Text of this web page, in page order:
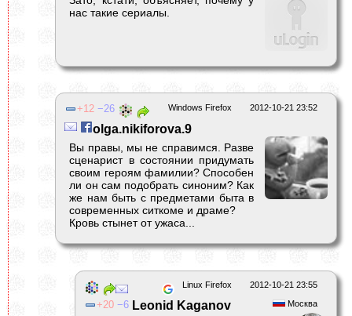
нас такие сериалы.
2012-10-21 23:52
Windows Firefox
12 26
olga.nikiforova.9
Вы правы, мы не справимся. Разве
сценарист в состоянии придумать
своим героям фамилии? Способен
ли он сам подобрать синоним? Как
же нам быть с предметами быта в
современных ситкоме и драме?
Кровь стынет от ужаса...
2012-10-21 23:55
Linux Firefox
Москва
20 6 Leonid Kaganov